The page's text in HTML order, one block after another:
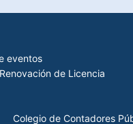
eventos
de Licencia
Colegio de Contadores